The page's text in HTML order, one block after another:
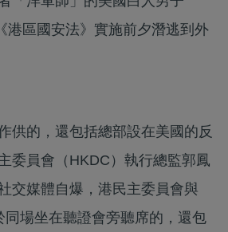
港區國安法》實施前夕潛逃到外
供的，還包括總部設在美國的反
委員會（HKDC）執行總監郭鳳
交媒體自爆，港民主委員會與
同場坐在聽證會旁聽席的，還包